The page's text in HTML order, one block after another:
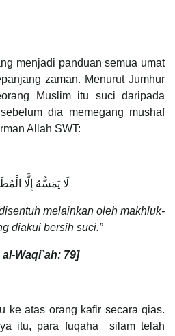
menjadi panduan semua umat
zaman. Menurut Jumhur
Muslim itu suci daripada
dia memegang mushaf
Allah SWT:
لَا يَمَسُّهُ إِلَّا
melainkan oleh makhluk-
diakui bersih suci.”
Waqi`ah: 79]
ke atas orang kafir secara qias.
itu, para fuqaha silam telah